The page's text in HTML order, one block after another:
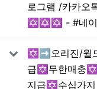
로그램 /카카오
✡️✡️✡️ - #네이
✡️➡️오리진/월
급✡️무한매충✡️
지급✡️수십가